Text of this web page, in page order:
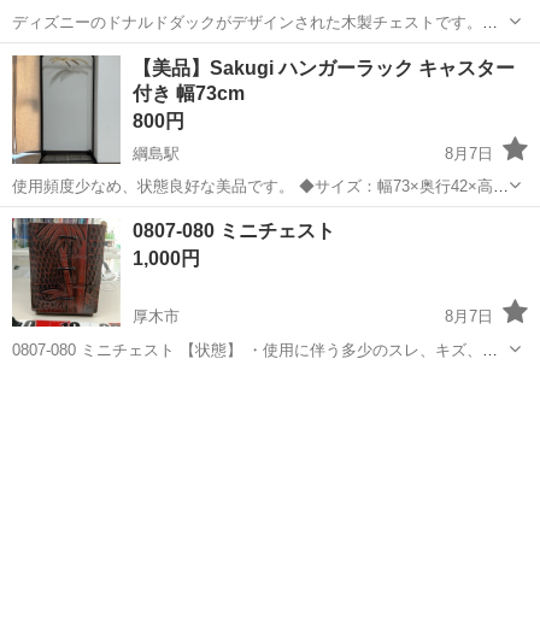
ディズニーのドナルドダックがデザインされた木製チェストです。可
愛らしいキャラクターデザインで、子供部屋やインテリアのアクセン
トとしてお使いいただけます。 左上部の扉付近にヒビがありますが、
使用上は問題ありません。全体的に使...
神奈川 横浜市 瀬谷駅
【美品】Sakugi ハンガーラック キャスター
付き 幅73cm
800円
綱島駅
8月7日
使用頻度少なめ、状態良好な美品です。 ◆サイズ：幅73×奥行42×高さ
150cm ◆キャスター付きで移動簡単 ◆メッシュ棚付き ◆オールメタ
ル製で丈夫 クローゼットやランドリー、オフィスにどうぞ。 ハンガー
3本おまけ付...
神奈川 横浜市 綱島駅 収納家具
0807-080 ミニチェスト
1,000円
厚木市
8月7日
0807-080 ミニチェスト 【状態】 ・使用に伴う多少のスレ、キズ、落